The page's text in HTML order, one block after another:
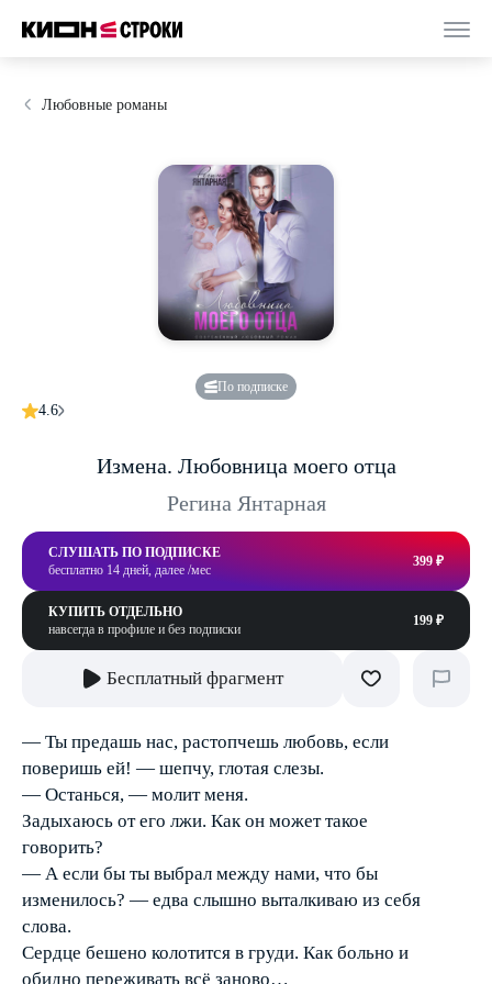
Любовные романы
По подписке
4.6
Измена. Любовница моего отца
Регина Янтарная
СЛУШАТЬ ПО ПОДПИСКЕ
бесплатно 14 дней, далее /мес
399 ₽
КУПИТЬ ОТДЕЛЬНО
навсегда в профиле и без подписки
199 ₽
Бесплатный фрагмент
— Ты предашь нас, растопчешь любовь, если
поверишь ей! — шепчу, глотая слезы.
— Останься, — молит меня.
Задыхаюсь от его лжи. Как он может такое
говорить?
— А если бы ты выбрал между нами, что бы
изменилось? — едва слышно выталкиваю из себя
слова.
Сердце бешено колотится в груди. Как больно и
обидно переживать всё заново…